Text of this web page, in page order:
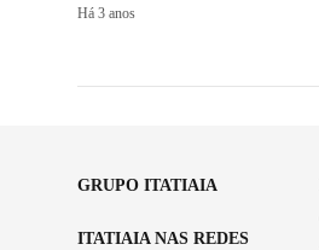
Há 3 anos
GRUPO ITATIAIA
ITATIAIA NAS REDES